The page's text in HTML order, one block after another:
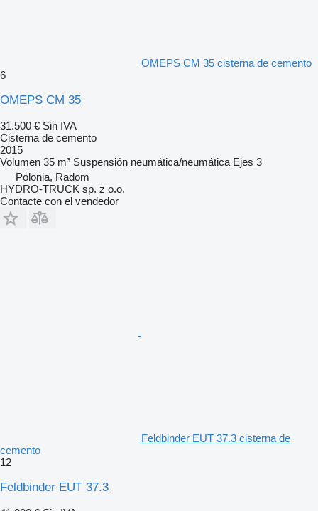
OMEPS CM 35 cisterna de cemento
6
OMEPS CM 35
31.500 € Sin IVA
Cisterna de cemento
2015
Volumen 35 m³ Suspensión neumática/neumática Ejes 3
Polonia, Radom
HYDRO-TRUCK sp. z o.o.
Contacte con el vendedor
Feldbinder EUT 37.3 cisterna de
cemento
12
Feldbinder EUT 37.3